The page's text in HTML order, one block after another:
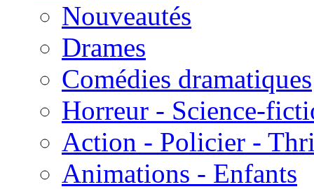
Nouveautés
Drames
Comédies dramatiques
Horreur - Science-
Action - Policier -
Animations - Enfants